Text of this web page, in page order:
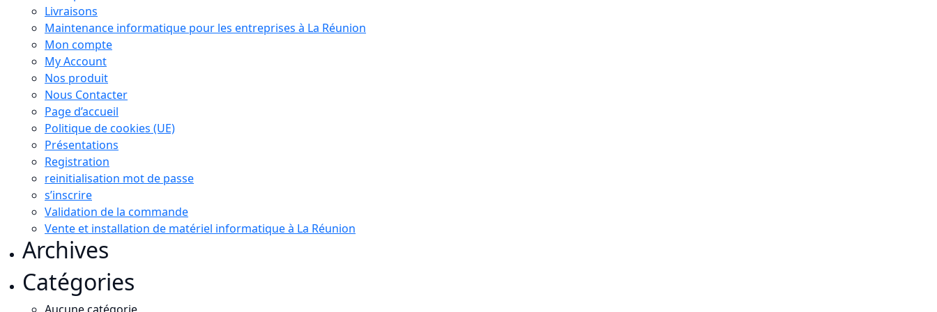
Livraisons
Maintenance informatique pour les entreprises à La Réunion
Mon compte
My Account
Nos produit
Nous Contacter
Page d’accueil
Politique de cookies (UE)
Présentations
Registration
reinitialisation mot de passe
s’inscrire
Validation de la commande
Vente et installation de matériel informatique à La Réunion
Archives
Catégories